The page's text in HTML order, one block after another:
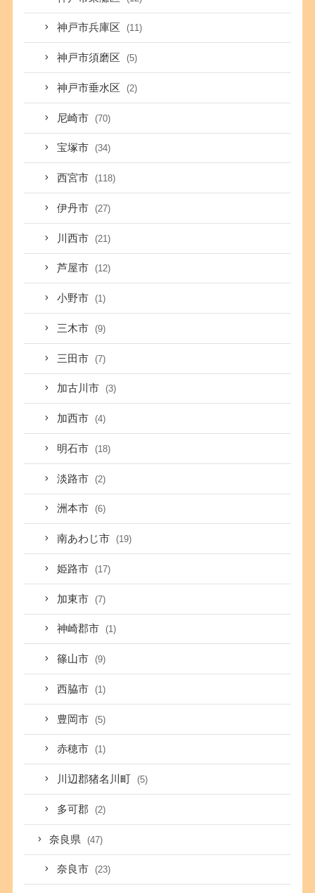
神戸市兵庫区 (11)
神戸市須磨区 (5)
神戸市垂水区 (2)
尼崎市 (70)
宝塚市 (34)
西宮市 (118)
伊丹市 (27)
川西市 (21)
芦屋市 (12)
小野市 (1)
三木市 (9)
三田市 (7)
加古川市 (3)
加西市 (4)
明石市 (18)
淡路市 (2)
洲本市 (6)
南あわじ市 (19)
姫路市 (17)
加東市 (7)
神崎郡市 (1)
篠山市 (9)
西脇市 (1)
豊岡市 (5)
赤穂市 (1)
川辺郡猪名川町 (5)
多可郡 (2)
奈良県 (47)
奈良市 (23)